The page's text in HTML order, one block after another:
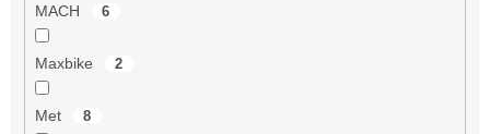
MACH 6
Maxbike 2
Met 8